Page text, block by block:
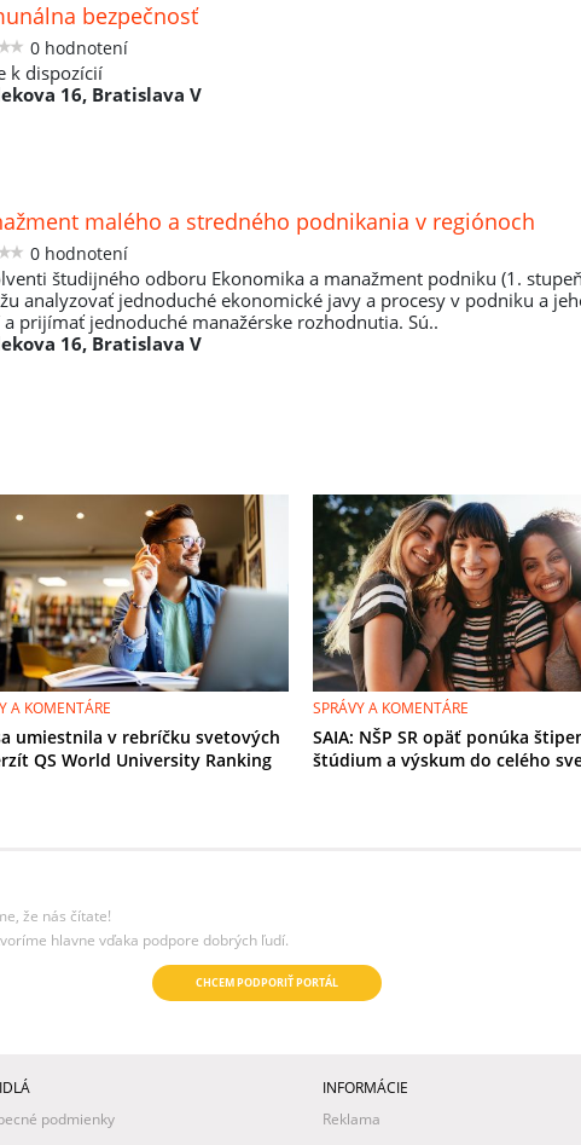
bezpečnosť
0 hodnotení
k dispozícií
16, Bratislava V
malého a stredného podnikania v regiónoch
0 hodnotení
študijného odboru Ekonomika a manažment podniku (1.
analyzovať jednoduché ekonomické javy a procesy v podniku a
prijímať jednoduché manažérske rozhodnutia. Sú..
16, Bratislava V
A KOMENTÁRE
umiestnila v rebríčku svetových
QS World University Ranking
SPRÁVY A KOMENTÁRE
SAIA: NŠP SR opäť ponúka
štúdium a výskum do celého
že nás čítate!
hlavne vďaka podpore dobrých ľudí.
CHCEM PODPORIŤ PORTÁL
podmienky
INFORMÁCIE
Reklama